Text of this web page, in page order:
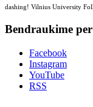
dashing! Vilnius University
Bendraukime
Facebook
Instagram
YouTube
RSS